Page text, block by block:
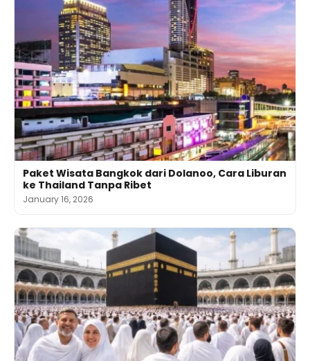
Paket Wisata Bangkok dari Dolanoo, Cara Liburan
ke Thailand Tanpa Ribet
January 16, 2026